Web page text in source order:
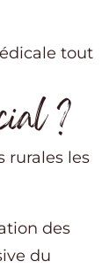
tout
?
rurales les
des
du